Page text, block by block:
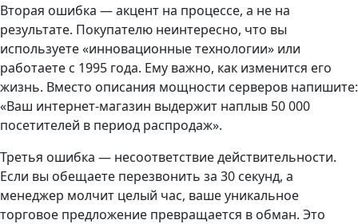
Вторая ошибка — акцент на процессе, а не на
результате. Покупателю неинтересно, что вы
используете «инновационные технологии» или
работаете с 1995 года. Ему важно, как изменится его
жизнь. Вместо описания мощности серверов напишите:
«Ваш интернет-магазин выдержит наплыв 50 000
посетителей в период распродаж».
Третья ошибка — несоответствие действительности.
Если вы обещаете перезвонить за 30 секунд, а
менеджер молчит целый час, ваше уникальное
торговое предложение превращается в обман. Это